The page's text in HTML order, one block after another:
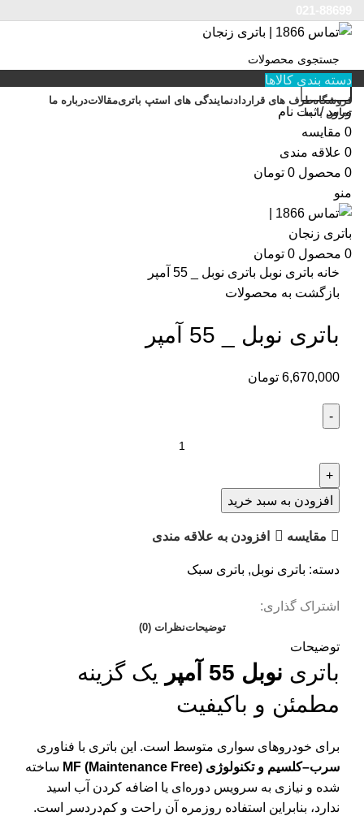
جستجو
ورود / ثبت نام
0 مقایسه
0 علاقه مندی
0 محصول 0 تومان
منو
0 محصول 0 تومان
دسته بندی کالاها
فروشگاهطرف های قراردادنمایندگی های استپ باتریمقالاتدرباره ما
تماس با ما
بزرگنمایی تصویر
خانه باتری نوبل باتری نوبل _ 55 آمپر
بازگشت به محصولات
باتری نوبل _ 55 آمپر
6,670,000 تومان
افزودن به سبد خرید
مقایسه افزودن به علاقه مندی
دسته: باتری نوبل, باتری سبک
اشتراک گذاری:
توضیحاتنظرات (0)
توضیحات
باتری نوبل 55 آمپر
یک گزینه
مطمئن و باکیفیت
برای خودروهای سواری متوسط است. این باتری با فناوری
سرب–کلسیم و تکنولوژی MF (Maintenance Free)
ساخته
شده و نیازی به سرویس دوره‌ای یا اضافه کردن آب اسید
ندارد، بنابراین استفاده روزمره آن راحت و کم‌دردسر است.